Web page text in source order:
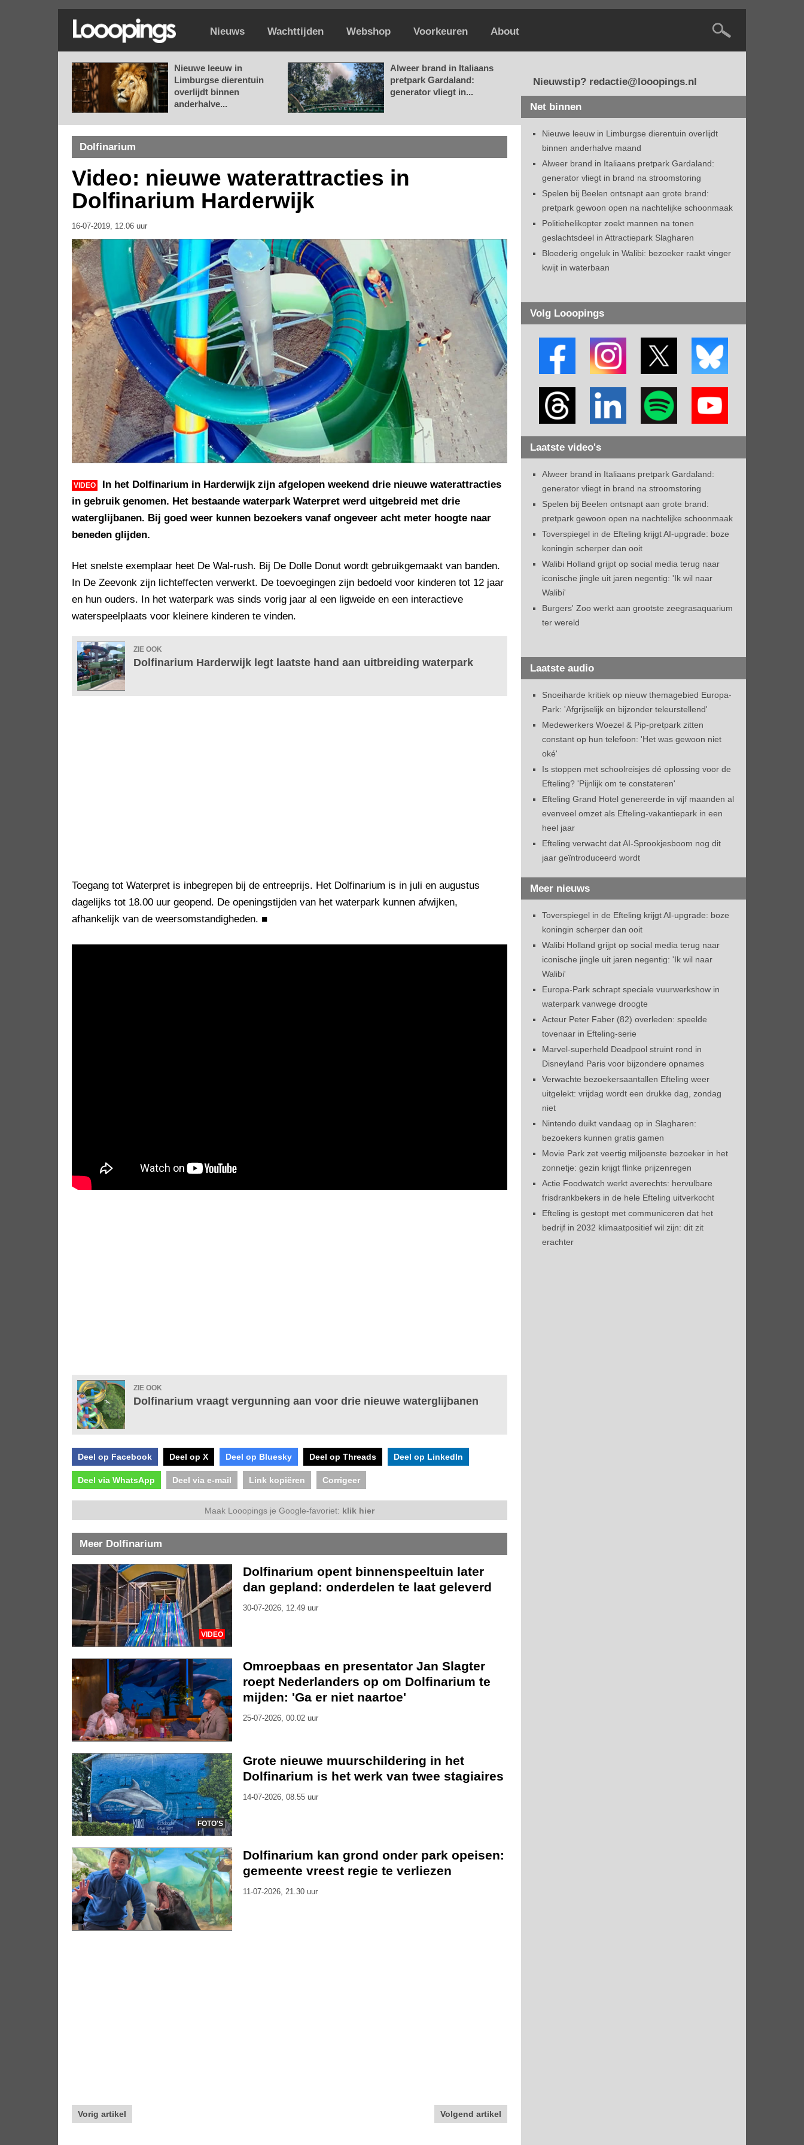
Nieuws Wachttijden Webshop Voorkeuren About
Nieuwe leeuw in
Limburgse dierentuin
overlijdt binnen
anderhalve...
Alweer brand in Italiaans
pretpark Gardaland:
generator vliegt in...
Dolfinarium
Video: nieuwe waterattracties in
Dolfinarium Harderwijk
16-07-2019, 12.06 uur
VIDEO
In het Dolfinarium in Harderwijk zijn afgelopen weekend drie nieuwe waterattracties
in gebruik genomen. Het bestaande waterpark Waterpret werd uitgebreid met drie
waterglijbanen. Bij goed weer kunnen bezoekers vanaf ongeveer acht meter hoogte naar
beneden glijden.
Het snelste exemplaar heet De Wal-rush. Bij De Dolle Donut wordt gebruikgemaakt van banden.
In De Zeevonk zijn lichteffecten verwerkt. De toevoegingen zijn bedoeld voor kinderen tot 12 jaar
en hun ouders. In het waterpark was sinds vorig jaar al een ligweide en een interactieve
waterspeelplaats voor kleinere kinderen te vinden.
ZIE OOK
Dolfinarium Harderwijk legt laatste hand aan uitbreiding waterpark
Toegang tot Waterpret is inbegrepen bij de entreeprijs. Het Dolfinarium is in juli en augustus
dagelijks tot 18.00 uur geopend. De openingstijden van het waterpark kunnen afwijken,
afhankelijk van de weersomstandigheden. ■
ZIE OOK
Dolfinarium vraagt vergunning aan voor drie nieuwe waterglijbanen
Deel op Facebook Deel op X Deel op Bluesky Deel op Threads Deel op LinkedIn
Deel via WhatsApp Deel via e-mail Link kopiëren Corrigeer
Maak Looopings je Google-favoriet: klik hier
Meer Dolfinarium
VIDEO
Dolfinarium opent binnenspeeltuin later
dan gepland: onderdelen te laat geleverd
30-07-2026, 12.49 uur
Omroepbaas en presentator Jan Slagter
roept Nederlanders op om Dolfinarium te
mijden: 'Ga er niet naartoe'
25-07-2026, 00.02 uur
FOTO'S
Grote nieuwe muurschildering in het
Dolfinarium is het werk van twee stagiaires
14-07-2026, 08.55 uur
Dolfinarium kan grond onder park opeisen:
gemeente vreest regie te verliezen
11-07-2026, 21.30 uur
Vorig artikel Volgend artikel
Nieuwstip? redactie@looopings.nl
Net binnen
Nieuwe leeuw in Limburgse dierentuin overlijdt
binnen anderhalve maand
Alweer brand in Italiaans pretpark Gardaland:
generator vliegt in brand na stroomstoring
Spelen bij Beelen ontsnapt aan grote brand:
pretpark gewoon open na nachtelijke schoonmaak
Politiehelikopter zoekt mannen na tonen
geslachtsdeel in Attractiepark Slagharen
Bloederig ongeluk in Walibi: bezoeker raakt vinger
kwijt in waterbaan
Volg Looopings
Laatste video's
Alweer brand in Italiaans pretpark Gardaland:
generator vliegt in brand na stroomstoring
Spelen bij Beelen ontsnapt aan grote brand:
pretpark gewoon open na nachtelijke schoonmaak
Toverspiegel in de Efteling krijgt AI-upgrade: boze
koningin scherper dan ooit
Walibi Holland grijpt op social media terug naar
iconische jingle uit jaren negentig: 'Ik wil naar
Walibi'
Burgers' Zoo werkt aan grootste zeegrasaquarium
ter wereld
Laatste audio
Snoeiharde kritiek op nieuw themagebied Europa-
Park: 'Afgrijselijk en bijzonder teleurstellend'
Medewerkers Woezel & Pip-pretpark zitten
constant op hun telefoon: 'Het was gewoon niet
oké'
Is stoppen met schoolreisjes dé oplossing voor de
Efteling? 'Pijnlijk om te constateren'
Efteling Grand Hotel genereerde in vijf maanden al
evenveel omzet als Efteling-vakantiepark in een
heel jaar
Efteling verwacht dat AI-Sprookjesboom nog dit
jaar geïntroduceerd wordt
Meer nieuws
Toverspiegel in de Efteling krijgt AI-upgrade: boze
koningin scherper dan ooit
Walibi Holland grijpt op social media terug naar
iconische jingle uit jaren negentig: 'Ik wil naar
Walibi'
Europa-Park schrapt speciale vuurwerkshow in
waterpark vanwege droogte
Acteur Peter Faber (82) overleden: speelde
tovenaar in Efteling-serie
Marvel-superheld Deadpool struint rond in
Disneyland Paris voor bijzondere opnames
Verwachte bezoekersaantallen Efteling weer
uitgelekt: vrijdag wordt een drukke dag, zondag
niet
Nintendo duikt vandaag op in Slagharen:
bezoekers kunnen gratis gamen
Movie Park zet veertig miljoenste bezoeker in het
zonnetje: gezin krijgt flinke prijzenregen
Actie Foodwatch werkt averechts: hervulbare
frisdrankbekers in de hele Efteling uitverkocht
Efteling is gestopt met communiceren dat het
bedrijf in 2032 klimaatpositief wil zijn: dit zit
erachter